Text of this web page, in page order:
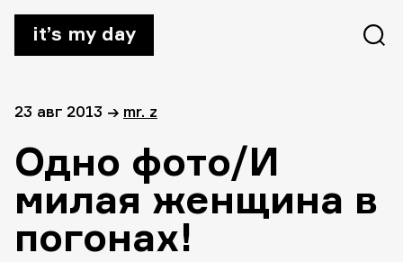
it’s my day
23 авг 2013 → mr. z
Одно фото/И
милая женщина в
погонах!